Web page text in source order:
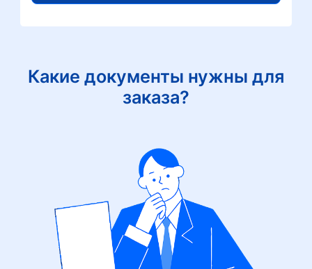
Какие документы нужны для
заказа?